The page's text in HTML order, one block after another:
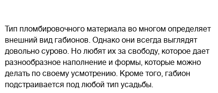
Тип пломбировочного материала во многом определяет
внешний вид габионов. Однако они всегда выглядят
довольно сурово. Но любят их за свободу, которое дает
разнообразное наполнение и формы, которые можно
делать по своему усмотрению. Кроме того, габион
подстраивается под любой тип усадьбы.